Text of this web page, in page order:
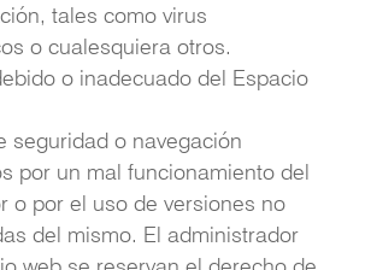
tales como virus
o cualesquiera otros.
o inadecuado del Espacio
seguridad o navegación
por un mal funcionamiento del
o por el uso de versiones no
del mismo. El administrador